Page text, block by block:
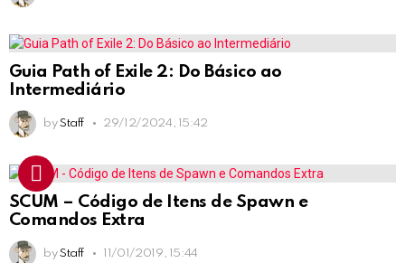
Guia Path of Exile 2: Do Básico ao
Intermediário
by Staff 29/12/2024, 15:42
SCUM – Código de Itens de Spawn e
Comandos Extra
by Staff 11/01/2019, 15:44